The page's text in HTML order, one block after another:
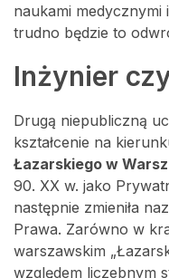
naukami medycznymi
trudno będzie to
Inżynier
Drugą niepubliczną
kształcenie na
Łazarskiego w
90. XX w. jako
następnie zmieniła
Prawa. Zarówno w
warszawskim
względem liczebnym